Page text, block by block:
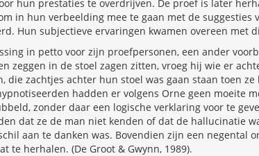
hun prestaties te overdrijven. De proef is later
in hun verbeelding mee te gaan met de suggesties
Hun subjectieve ervaringen kwamen overeen met
in petto voor zijn proefpersonen, een ander
zeggen in de stoel zagen zitten, vroeg hij wie er
die zachtjes achter hun stoel was gaan staan toen
hadden er volgens Orne geen moeite
zonder daar een logische verklaring voor te
dat ze de man niet kenden of dat de hallucinatie
aan te danken was. Bovendien zijn een negental
te herhalen. (De Groot & Gwynn, 1989).